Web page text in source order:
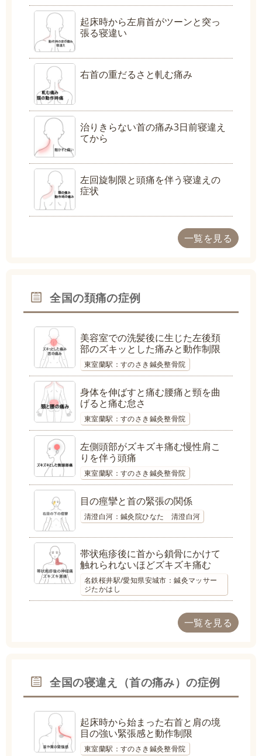
起床時から左肩首がツーンと突っ
張る寝違い
右首の重だるさと軋む痛み
治りきらない首の痛み3日前寝違え
てから
左回旋制限と頭痛を伴う寝違えの
症状
一覧を見る
全国の頚痛の症例
美容室での洗髪後に生じた左後頚
部のズキッとした痛みと動作制限
東室蘭駅：すのさき鍼灸整骨院
身体を伸ばすと痛む腰痛と頸を曲
げると痛む怠さ
東室蘭駅：すのさき鍼灸整骨院
左側頭部がズキズキ痛む慢性肩こ
りを伴う頭痛
東室蘭駅：すのさき鍼灸整骨院
目の痙攣と首の緊張の関係
清澄白河：鍼灸院ひなた 清澄白河
帯状疱疹後に首から鎖骨にかけて
触れられないほどズキズキ痛む
名鉄桜井駅/愛知県安城市：鍼灸マッサー
ジたかはし
一覧を見る
全国の寝違え（首の痛み）の症例
起床時から始まった右首と肩の境
目の強い緊張感と動作制限
東室蘭駅：すのさき鍼灸整骨院